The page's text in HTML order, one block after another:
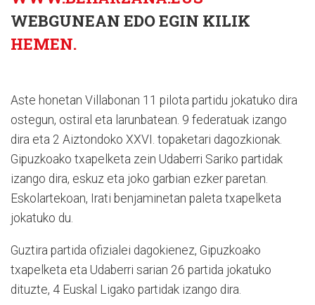
WEBGUNEAN EDO EGIN KILIK
HEMEN.
Aste honetan Villabonan 11 pilota partidu jokatuko dira
ostegun, ostiral eta larunbatean. 9 federatuak izango
dira eta 2 Aiztondoko XXVI. topaketari dagozkionak.
Gipuzkoako txapelketa zein Udaberri Sariko partidak
izango dira, eskuz eta joko garbian ezker paretan.
Eskolartekoan, Irati benjaminetan paleta txapelketa
jokatuko du.
Guztira partida ofizialei dagokienez, Gipuzkoako
txapelketa eta Udaberri sarian 26 partida jokatuko
dituzte, 4 Euskal Ligako partidak izango dira.